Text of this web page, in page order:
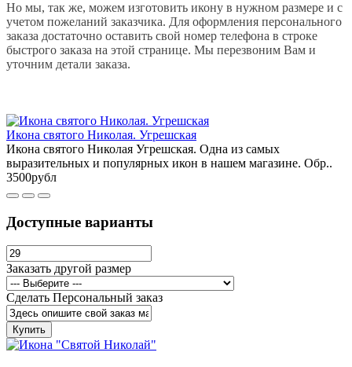
Но мы, так же, можем изготовить икону в нужном размере и с
учетом пожеланий заказчика. Для оформления персонального
заказа достаточно оставить свой номер телефона в строке
быстрого заказа на этой странице. Мы перезвоним Вам и
уточним детали заказа.
Икона святого Николая. Угрешская
Икона святого Николая Угрешская. Одна из самых
выразительных и популярных икон в нашем магазине. Обр..
3500рубл
Доступные варианты
Заказать другой размер
Сделать Персональный заказ
Купить